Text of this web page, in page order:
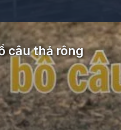
nuoi-bo-cau-71
câu thả rông